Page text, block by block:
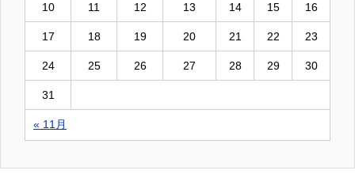
« 11月
10 11 12 13 14 15 16
17 18 19 20 21 22 23
24 25 26 27 28 29 30
31